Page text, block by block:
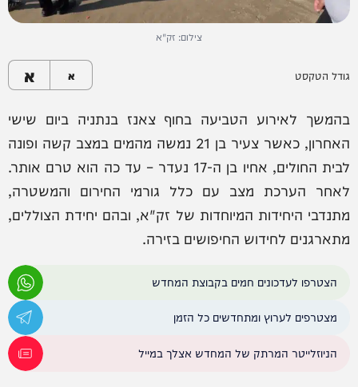
צילום: זק"א
גודל הטקסט א א
בהמשך לאירוע הטביעה בחוף צאנז בנתניה ביום שישי
האחרון, כאשר צעיר בן 21 נמשה מהמים במצב קשה ופונה
לבית החולים, אחיו בן ה-17 נעדר – עד כה הוא טרם אותר.
לאחר הערכת מצב עם כלל גורמי החירום והמשטרה,
מתנדבי היחידות המיוחדות של זק"א, ובהם יחידת הצוללים,
מתארגנים לחידוש החיפושים בזירה.
הצטרפו לעדכונים חמים בקבוצת המחדש
מצטרפים לערוץ ומתחדשים כל הזמן
הניוזלייטר המרתק של המחדש אצלך במייל